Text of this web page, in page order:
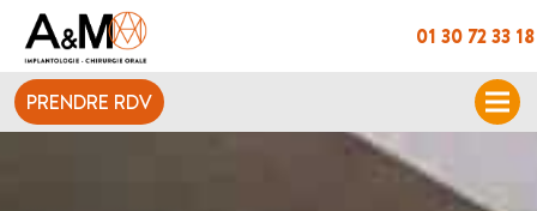
01 30 72 33 18
PRENDRE RDV